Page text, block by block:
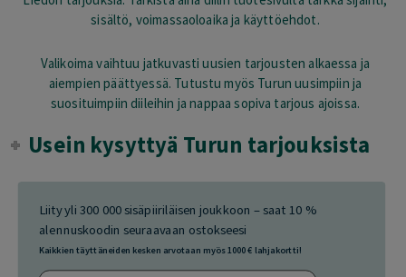
sisältö, voimassaoloaika ja käyttöehdot.
Valikoima vaihtuu jatkuvasti uusien tarjousten alkaessa ja
aiempien päättyessä. Tutustu myös Turun uusimpiin ja
suosituimpiin diileihin ja nappaa sopiva tarjous ajoissa.
Usein kysyttyä Turun tarjouksista
Liity yli 300 000 sisäpiiriläisen joukkoon – saat 10 %
alennuskoodin seuraavaan ostokseesi
Kaikkien täyttäneiden kesken arvotaan myös 1000 € lahjakortti!